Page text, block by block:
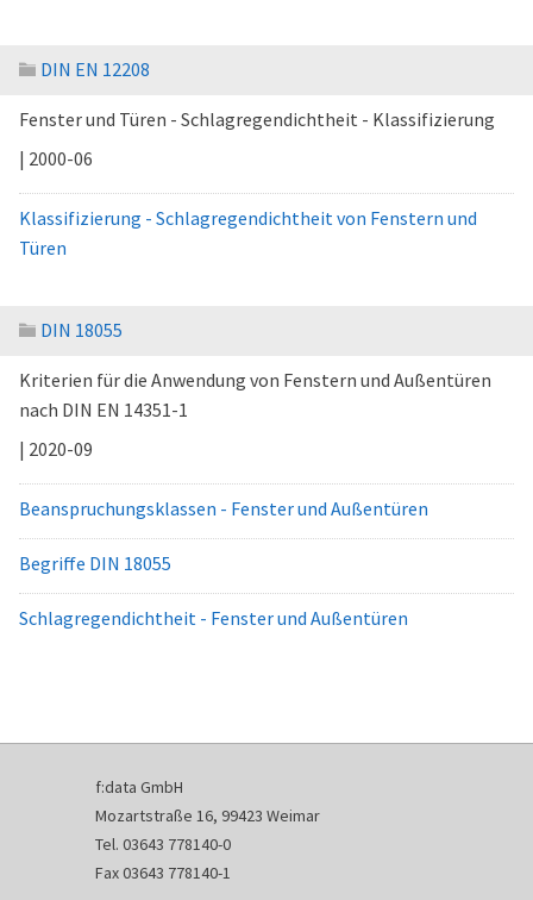
DIN EN 12208
Fenster und Türen - Schlagregendichtheit - Klassifizierung
| 2000-06
Klassifizierung - Schlagregendichtheit von Fenstern und
Türen
DIN 18055
Kriterien für die Anwendung von Fenstern und Außentüren
nach DIN EN 14351-1
| 2020-09
Beanspruchungsklassen - Fenster und Außentüren
Begriffe DIN 18055
Schlagregendichtheit - Fenster und Außentüren
f:data GmbH
Mozartstraße 16, 99423 Weimar
Tel. 03643 778140-0
Fax 03643 778140-1